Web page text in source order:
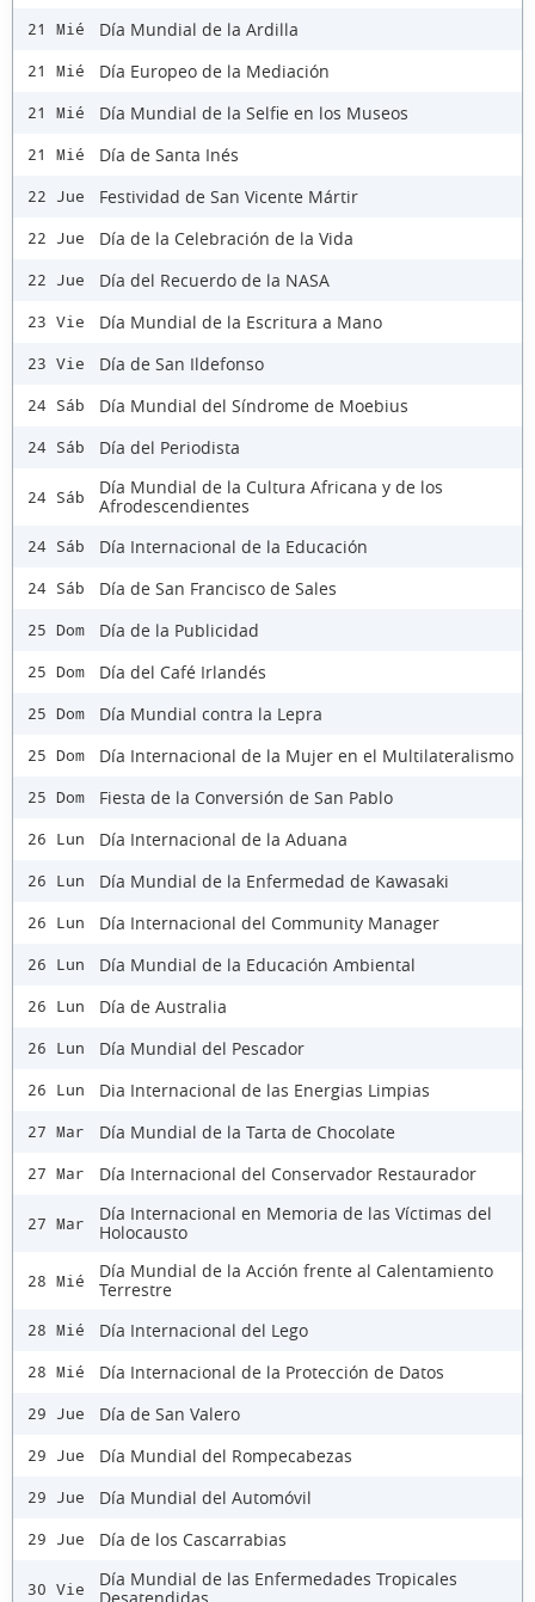
21 Mié Día Mundial de la Ardilla
21 Mié Día Europeo de la Mediación
21 Mié Día Mundial de la Selfie en los Museos
21 Mié Día de Santa Inés
22 Jue Festividad de San Vicente Mártir
22 Jue Día de la Celebración de la Vida
22 Jue Día del Recuerdo de la NASA
23 Vie Día Mundial de la Escritura a Mano
23 Vie Día de San Ildefonso
24 Sáb Día Mundial del Síndrome de Moebius
24 Sáb Día del Periodista
24 Sáb
Día Mundial de la Cultura Africana y de los
Afrodescendientes
24 Sáb Día Internacional de la Educación
24 Sáb Día de San Francisco de Sales
25 Dom Día de la Publicidad
25 Dom Día del Café Irlandés
25 Dom Día Mundial contra la Lepra
25 Dom Día Internacional de la Mujer en el Multilateralismo
25 Dom Fiesta de la Conversión de San Pablo
26 Lun Día Internacional de la Aduana
26 Lun Día Mundial de la Enfermedad de Kawasaki
26 Lun Día Internacional del Community Manager
26 Lun Día Mundial de la Educación Ambiental
26 Lun Día de Australia
26 Lun Día Mundial del Pescador
26 Lun Dia Internacional de las Energias Limpias
27 Mar Día Mundial de la Tarta de Chocolate
27 Mar Día Internacional del Conservador Restaurador
27 Mar
Día Internacional en Memoria de las Víctimas del
Holocausto
28 Mié
Día Mundial de la Acción frente al Calentamiento
Terrestre
28 Mié Día Internacional del Lego
28 Mié Día Internacional de la Protección de Datos
29 Jue Día de San Valero
29 Jue Día Mundial del Rompecabezas
29 Jue Día Mundial del Automóvil
29 Jue Día de los Cascarrabias
30 Vie
Día Mundial de las Enfermedades Tropicales